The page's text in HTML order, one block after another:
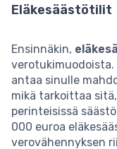
Eläkesäästötilit
Ensinnäkin,
antaa sinulle
mikä tarkoittaa
perinteisissä
000 euroa
verovähennyksen